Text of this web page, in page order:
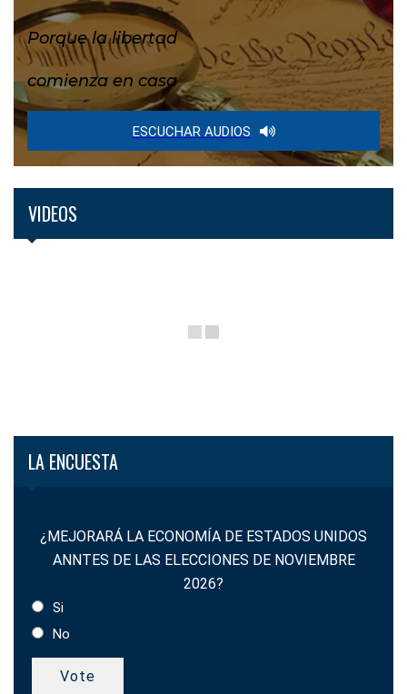
Porque la libertad
comienza en casa
ESCUCHAR AUDIOS
VIDEOS
LA ENCUESTA
¿MEJORARÁ LA ECONOMÍA DE ESTADOS UNIDOS
ANNTES DE LAS ELECCIONES DE NOVIEMBRE
2026?
Si
No
Vote